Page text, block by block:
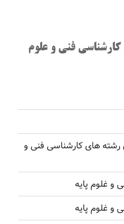
فنی و علوم
رشته های کارشناسی فنی و